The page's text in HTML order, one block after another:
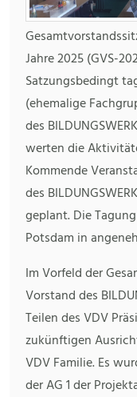
Jahre 2025 (GVS-
Satzungsbedingt
(ehemalige
des
werten die
Kommende
des
geplant. Die
Potsdam in
Im Vorfeld der
Vorstand des
Teilen des VDV
zukünftigen
VDV Familie. Es
der AG 1 der